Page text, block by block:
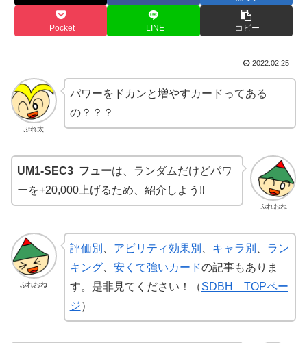
Pocket LINE コピー
2022.02.25
ぷれ太
パワーをドカンと増やすカードってある
の？？？
ぷれおね
UM1-SEC3 フューは、ランダムだけどパワ
ーを+20,000上げるため、紹介しよう‼️
ぷれおね
評価別 アビリティ効果別 キャラ別
ラン
キング、 安くて強いカードの記事もありま
す。是非見てください！（SDBH TOPペー
ジ）